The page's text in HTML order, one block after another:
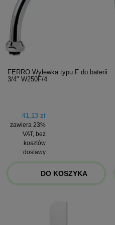
FERRO Wylewka typu F do baterii
3/4" W250F/4
41,13 zł
zawiera 23%
VAT, bez
kosztów
dostawy
DO KOSZYKA